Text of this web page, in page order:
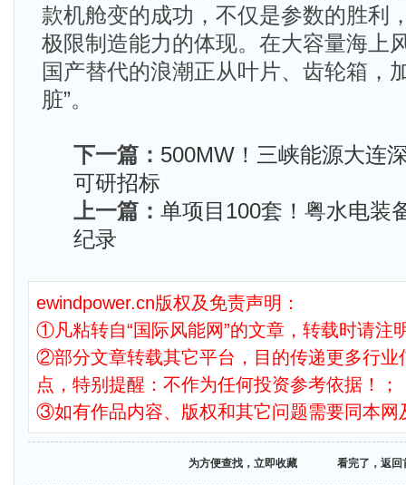
款机舱变的成功，不仅是参数的胜利
极限制造能力的体现。在大容量海上
国产替代的浪潮正从叶片、齿轮箱，
脏”。
下一篇： 500MW！三峡能源大连
可研招标
上一篇： 单项目100套！粤水电装
纪录
ewindpower.cn版权及免责声明：
①凡粘转自“国际风能网”的文章，转载时请注
②部分文章转载其它平台，目的传递更多行业
点，特别提醒：不作为任何投资参考依据！；
③如有作品内容、版权和其它问题需要同本网
为方便查找，立即收藏 看完了，返回